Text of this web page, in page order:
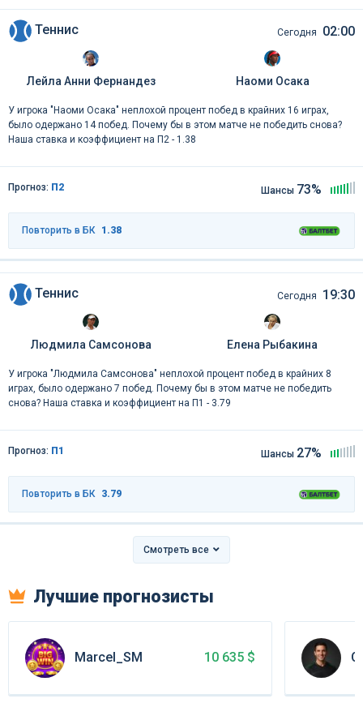
Теннис Сегодня 02:00
Лейла Анни Фернандез Наоми Осака
У игрока "Наоми Осака" неплохой процент побед в крайних 16 играх,
было одержано 14 побед. Почему бы в этом матче не победить снова?
Наша ставка и коэффициент на П2 - 1.38
Прогноз: П2 Шансы 73%
Повторить в БК 1.38
Теннис Сегодня 19:30
Людмила Самсонова Елена Рыбакина
У игрока "Людмила Самсонова" неплохой процент побед в крайних 8
играх, было одержано 7 побед. Почему бы в этом матче не победить
снова? Наша ставка и коэффициент на П1 - 3.79
Прогноз: П1 Шансы 27%
Повторить в БК 3.79
Смотреть все
Лучшие прогнозисты
Marcel_SM 10 635 $